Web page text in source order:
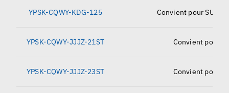
YPSK-CQWY-KDG-125 Convient pour SUP
YPSK-CQWY-JJJZ-21ST Convient pour
YPSK-CQWY-JJJZ-23ST Convient pour